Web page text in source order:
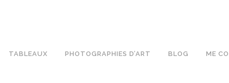
TABLEAUX PHOTOGRAPHIES D’ART BLOG ME